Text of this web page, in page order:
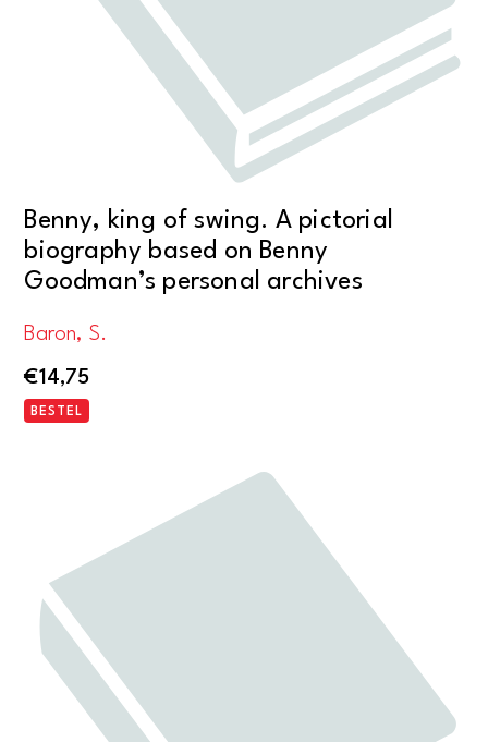
Benny, king of swing. A pictorial
biography based on Benny
Goodman’s personal archives
Baron, S.
€14,75
BESTEL